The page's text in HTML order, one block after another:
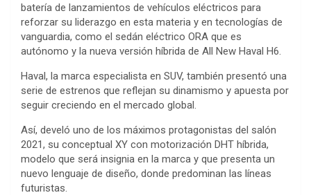
batería de lanzamientos de vehículos eléctricos para
reforzar su liderazgo en esta materia y en tecnologías de
vanguardia, como el sedán eléctrico ORA que es
autónomo y la nueva versión híbrida de All New Haval H6.
Haval, la marca especialista en SUV, también presentó una
serie de estrenos que reflejan su dinamismo y apuesta por
seguir creciendo en el mercado global.
Así, develó uno de los máximos protagonistas del salón
2021, su conceptual XY con motorización DHT híbrida,
modelo que será insignia en la marca y que presenta un
nuevo lenguaje de diseño, donde predominan las líneas
futuristas.